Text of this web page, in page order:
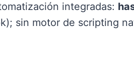
integradas:
sin motor de scripting